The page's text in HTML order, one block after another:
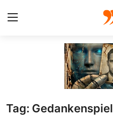
Galerie
Tag: Gedankenspiel